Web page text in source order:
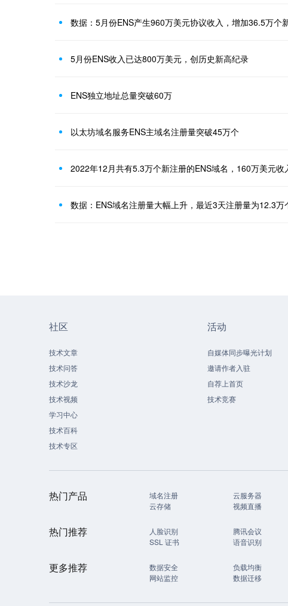
数据：5月份ENS产生960万美元协议收入，增加36.5万个
5月份ENS收入已达800万美元，创历史新高纪录
ENS独立地址总量突破60万
以太坊域名服务ENS主域名注册量突破45万个
2022年12月共有5.3万个新注册的ENS域名，160万美元收
数据：ENS域名注册量大幅上升，最近3天注册量为12.3万
社区
技术文章
技术问答
技术沙龙
技术视频
学习中心
技术百科
技术专区
活动
自媒体同步曝光计划
邀请作者入驻
自荐上首页
技术竞赛
热门产品 域名注册 云服务器
云存储
视频直播
热门推荐 人脸识别 腾讯会议
SSL 证书
语音识别
更多推荐 数据安全 负载均衡
网站监控
数据迁移